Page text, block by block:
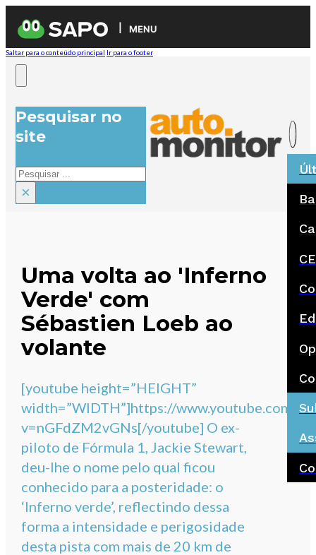
MENU
Saltar para o conteúdo principal Ir para o footer
Pesquisar no
site
Pesquisar
×
Uma volta ao 'Inferno
Verde' com
Sébastien Loeb ao
volante
[youtube height=”HEIGHT”
width=”WIDTH”]https://www.youtube.com/
v=nGFdZM2vGNs[/youtube] O ex-
piloto de Fórmula 1, Jackie Stewart,
deu-lhe o nome pelo qual ficou
conhecido para a posteridade: o
‘Inferno verde’, reflectindo dessa
forma a intensidade e perigosidade
desta pista com mais de 20 km de